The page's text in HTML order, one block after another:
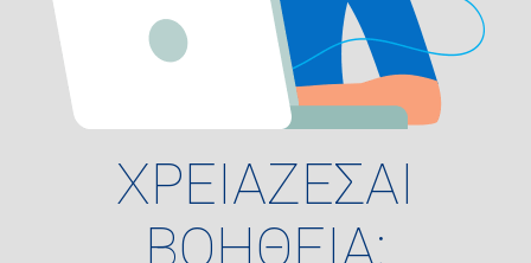
ΧΡΕΙΑΖΕΣΑΙ
ΒΟΗΘΕΙΑ;